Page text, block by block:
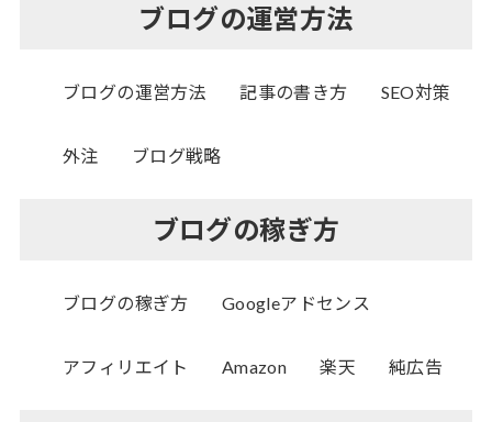
ブログの運営方法
ブログの運営方法 記事の書き方 SEO対策
外注 ブログ戦略
ブログの稼ぎ方
ブログの稼ぎ方 Googleアドセンス
アフィリエイト Amazon 楽天 純広告